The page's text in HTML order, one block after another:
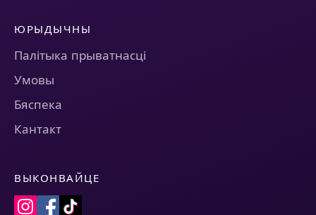
ЮРЫДЫЧНЫ
Палітыка прыватнасці
Умовы
Бяспека
Кантакт
ВЫКОНВАЙЦЕ